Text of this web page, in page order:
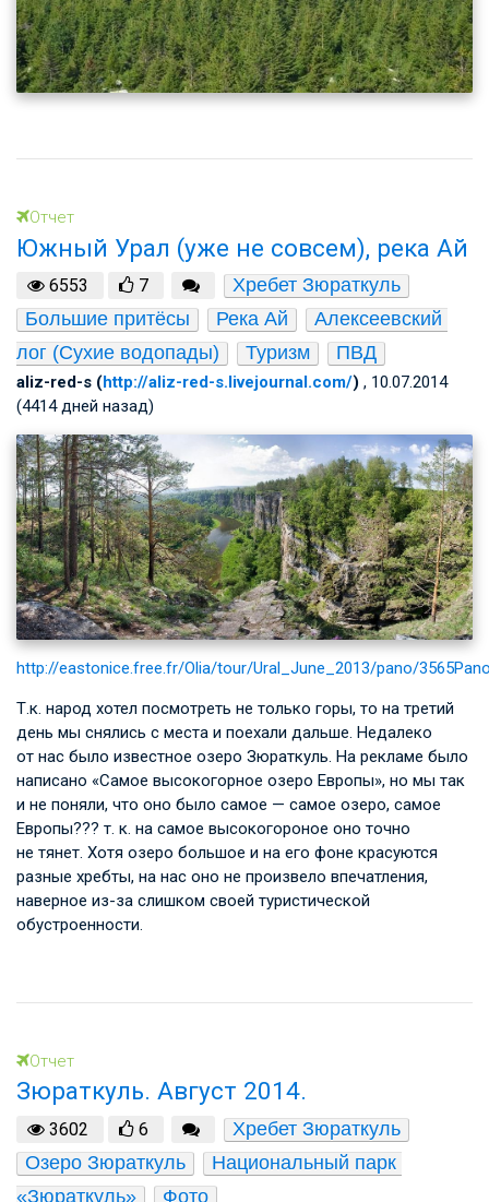
Отчет
Южный Урал (уже не совсем), река Ай
6553 7
Хребет Зюраткуль
Большие притёсы
Река Ай
Алексеевский
лог (Сухие водопады)
Туризм ПВД
aliz-red-s (http://aliz-red-s.livejournal.com/) , 10.07.2014
(4414 дней назад)
http://eastonice.free.fr/Olia/tour/Ural_June_2013/pano/
Т.к. народ хотел посмотреть не только горы, то на третий
день мы снялись с места и поехали дальше. Недалеко
от нас было известное озеро Зюраткуль. На рекламе было
написано «Самое высокогорное озеро Европы», но мы так
и не поняли, что оно было самое — самое озеро, самое
Европы??? т. к. на самое высокогороное оно точно
не тянет. Хотя озеро большое и на его фоне красуются
разные хребты, на нас оно не произвело впечатления,
наверное из-за слишком своей туристической
обустроенности.
Отчет
Зюраткуль. Август 2014.
3602 6
Хребет Зюраткуль
Озеро Зюраткуль
Национальный парк
«Зюраткуль»
Фото